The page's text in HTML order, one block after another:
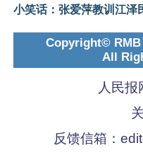
小笑话：张爱萍教训江泽
Copyright©
All
人民报
反馈信箱：